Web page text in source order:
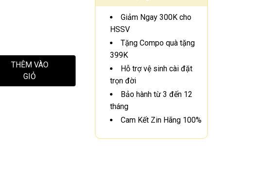
THÊM VÀO
GIỎ
Giảm Ngay 300K cho
HSSV
Tặng Compo quà tặng
399K
Hỗ trợ vệ sinh cài đặt
trọn đời
Bảo hành từ 3 đến 12
tháng
Cam Kết Zin Hãng 100%